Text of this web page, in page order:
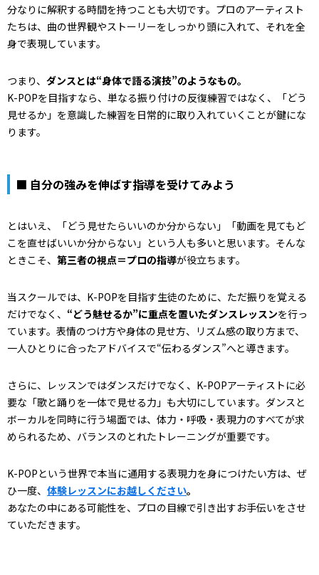
分なりに解釈する時間を持つことも大切です。プロのアーティスト
たちは、曲の世界観やストーリーをしっかり頭に入れて、それを全
身で表現しています。
つまり、 ダンスとは“身体で語る演技”のようなもの。
K-POPを目指すなら、単なる振り付けの反復練習ではなく、「どう
見せるか」を意識した練習を日常的に取り入れていくことが鍵にな
ります。
■ 自分の強みを伸ばす指導を受けてみよう
とはいえ、「どう見せたらいいのか分からない」「動画を見てもど
こを直せばいいか分からない」という人も多いと思います。そんな
ときこそ、 第三者の視点＝プロの指導が役立ちます。
当スクールでは、K-POPを目指す生徒のために、ただ振りを覚える
だけでなく、 “どう魅せるか”に重点を置いたダンスレッスンを行っ
ています。表情のつけ方や身体の見せ方、リズム感の取り方まで、
一人ひとりに合ったアドバイスで“伝わるダンス”へと導きます。
さらに、レッスンではダンスだけでなく、K-POPアーティストに必
要な「歌と踊りを一体で見せる力」も大切にしています。ダンスと
ボーカルを同時に行う場面では、体力・呼吸・表現力のすべてが求
められるため、バランスのとれたトレーニングが重要です。
K-POPという世界で本当に通用する表現力を身につけたい方は、ぜ
ひ一度、 体験レッスンにお越しください。
あなたの中にある可能性を、プロの目線で引き出すお手伝いをさせ
ていただきます。